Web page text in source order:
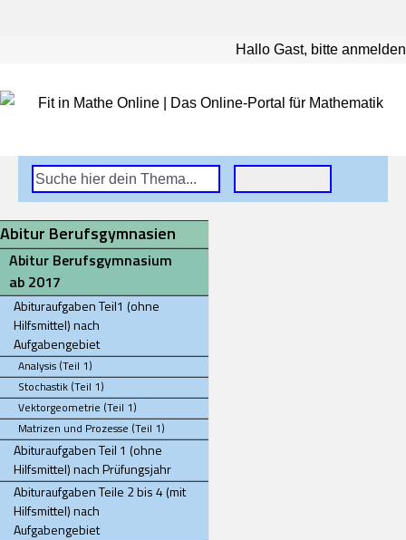
Hallo Gast, bitte anmelden
Abitur Berufsgymnasien
Abitur Berufsgymnasium
ab 2017
Abituraufgaben Teil1 (ohne
Hilfsmittel) nach
Aufgabengebiet
Analysis (Teil 1)
Stochastik (Teil 1)
Vektorgeometrie (Teil 1)
Matrizen und Prozesse (Teil 1)
Abituraufgaben Teil 1 (ohne
Hilfsmittel) nach Prüfungsjahr
Abituraufgaben Teile 2 bis 4 (mit
Hilfsmittel) nach
Aufgabengebiet